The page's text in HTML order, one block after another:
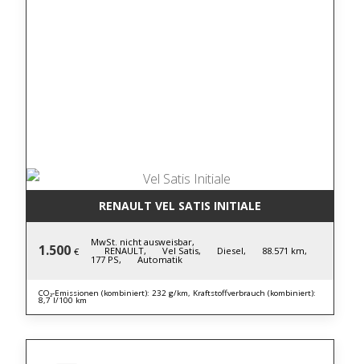
RENAULT VEL SATIS INITIALE
1.500 €
MwSt. nicht ausweisbar,
RENAULT, Vel Satis, Diesel, 88.571 km,
177 PS, Automatik
CO₂-Emissionen (kombiniert): 232 g/km, Kraftstoffverbrauch (kombiniert):
8,7 l/100 km